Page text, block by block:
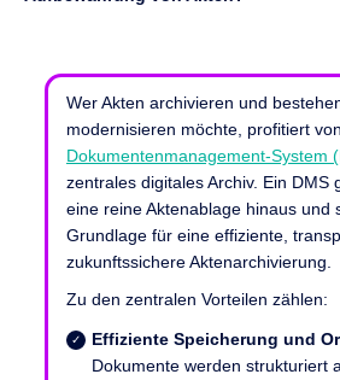
Wer Akten archivieren und
modernisieren möchte, profitiert
Dokumentenmanagement-System
zentrales digitales Archiv. Ein DMS
eine reine Aktenablage hinaus und
Grundlage für eine effiziente,
zukunftssichere Aktenarchivierung.
Zu den zentralen Vorteilen zählen:
Effiziente Speicherung und
Dokumente werden strukturiert